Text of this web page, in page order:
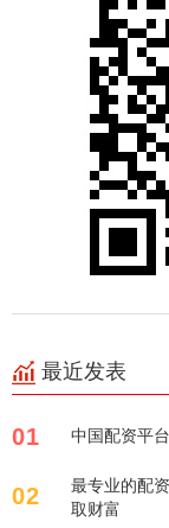
最近发表
01 中国配资平
02
最专业的配
取财富